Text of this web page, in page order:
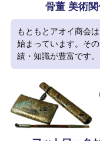
骨董 美術関
もともとアオイ商会
始まっています。そ
績・知識が豊富です。